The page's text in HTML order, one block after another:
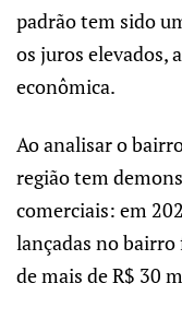
padrão tem sido
os juros elevados,
econômica.
Ao analisar o
região tem
comerciais: em
lançadas no
de mais de R$ 30